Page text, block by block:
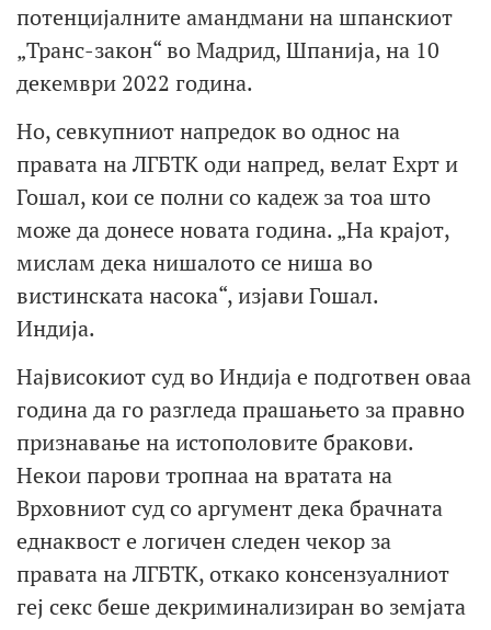
потенцијалните амандмани на шпанскиот
„Транс-закон“ во Мадрид, Шпанија, на 10
декември 2022 година.
Но, севкупниот напредок во однос на
правата на ЛГБТК оди напред, велат Ехрт и
Гошал, кои се полни со кадеж за тоа што
може да донесе новата година. „На крајот,
мислам дека нишалото се ниша во
вистинската насока“, изјави Гошал.
Индија.
Највисокиот суд во Индија е подготвен оваа
година да го разгледа прашањето за правно
признавање на истополовите бракови.
Некои парови тропнаа на вратата на
Врховниот суд со аргумент дека брачната
еднаквост е логичен следен чекор за
правата на ЛГБТК, откако консензуалниот
геј секс беше декриминализиран во земјата